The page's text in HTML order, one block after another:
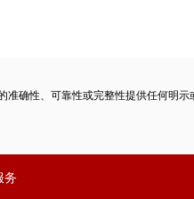
准确性、可靠性或完整性提供任何明
务